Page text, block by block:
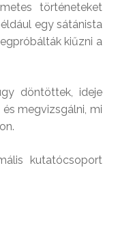
történeteket
egy sátánista
kiűzni a
döntöttek, ideje
megvizsgálni, mi
kutatócsoport